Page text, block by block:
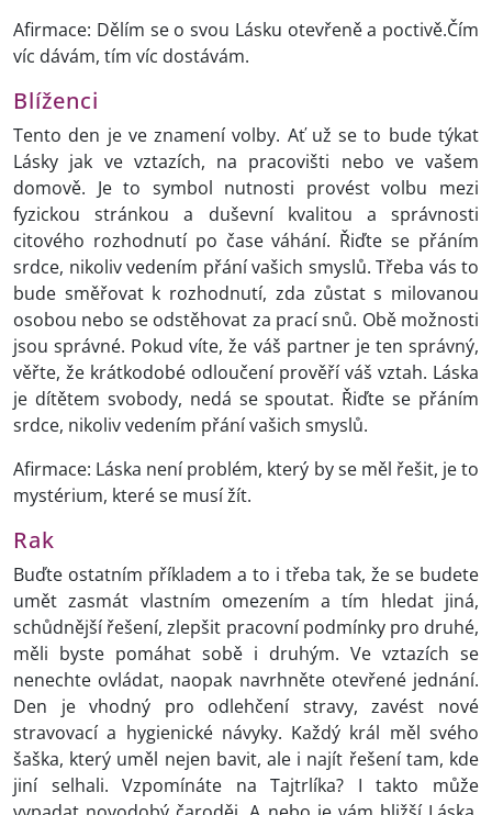
Afirmace: Dělím se o svou Lásku otevřeně a poctivě.Čím
víc dávám, tím víc dostávám.
Blíženci
Tento den je ve znamení volby. Ať už se to bude týkat
Lásky jak ve vztazích, na pracovišti nebo ve vašem
domově. Je to symbol nutnosti provést volbu mezi
fyzickou stránkou a duševní kvalitou a správnosti
citového rozhodnutí po čase váhání. Řiďte se přáním
srdce, nikoliv vedením přání vašich smyslů. Třeba vás to
bude směřovat k rozhodnutí, zda zůstat s milovanou
osobou nebo se odstěhovat za prací snů. Obě možnosti
jsou správné. Pokud víte, že váš partner je ten správný,
věřte, že krátkodobé odloučení prověří váš vztah. Láska
je dítětem svobody, nedá se spoutat. Řiďte se přáním
srdce, nikoliv vedením přání vašich smyslů.
Afirmace: Láska není problém, který by se měl řešit, je to
mystérium, které se musí žít.
Rak
Buďte ostatním příkladem a to i třeba tak, že se budete
umět zasmát vlastním omezením a tím hledat jiná,
schůdnější řešení, zlepšit pracovní podmínky pro druhé,
měli byste pomáhat sobě i druhým. Ve vztazích se
nenechte ovládat, naopak navrhněte otevřené jednání.
Den je vhodný pro odlehčení stravy, zavést nové
stravovací a hygienické návyky. Každý král měl svého
šaška, který uměl nejen bavit, ale i najít řešení tam, kde
jiní selhali. Vzpomínáte na Tajtrlíka? I takto může